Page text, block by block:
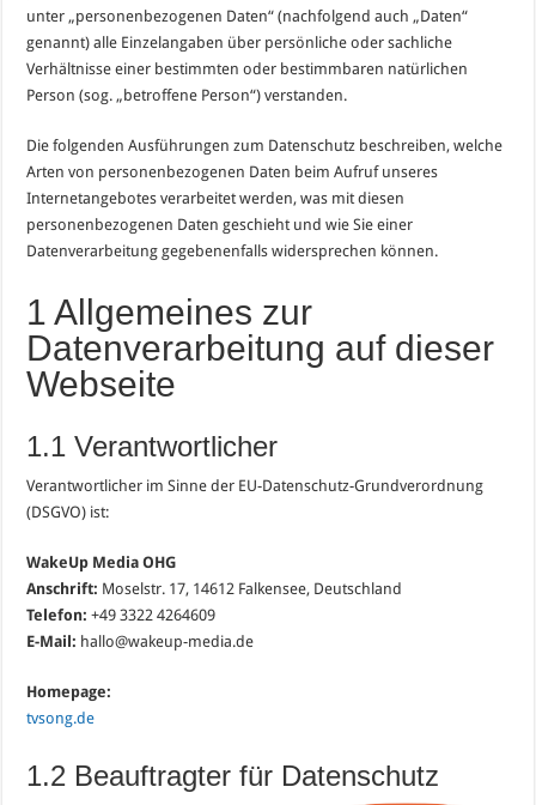
unter „personenbezogenen Daten“ (nachfolgend auch „Daten“
genannt) alle Einzelangaben über persönliche oder sachliche
Verhältnisse einer bestimmten oder bestimmbaren natürlichen
Person (sog. „betroffene Person“) verstanden.
Die folgenden Ausführungen zum Datenschutz beschreiben, welche
Arten von personenbezogenen Daten beim Aufruf unseres
Internetangebotes verarbeitet werden, was mit diesen
personenbezogenen Daten geschieht und wie Sie einer
Datenverarbeitung gegebenenfalls widersprechen können.
1 Allgemeines zur
Datenverarbeitung auf dieser
Webseite
1.1 Verantwortlicher
Verantwortlicher im Sinne der EU-Datenschutz-Grundverordnung
(DSGVO) ist:
WakeUp Media OHG
Anschrift: Moselstr. 17, 14612 Falkensee, Deutschland
Telefon: +49 3322 4264609
E-Mail: hallo@wakeup-media.de
Homepage:
tvsong.de
1.2 Beauftragter für Datenschutz